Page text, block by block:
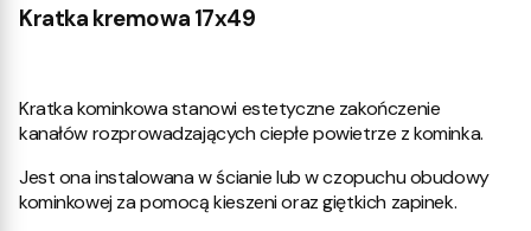
Kratka kremowa 17x49
Kratka kominkowa stanowi estetyczne zakończenie
kanałów rozprowadzających ciepłe powietrze z kominka.
Jest ona instalowana w ścianie lub w czopuchu obudowy
kominkowej za pomocą kieszeni oraz giętkich zapinek.